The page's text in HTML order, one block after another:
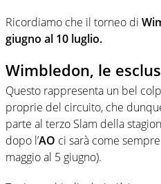
Ricordiamo che il torneo di
giugno al 10 luglio.
Wimbledon, le
Questo rappresenta un bel
proprie del circuito, che
parte al terzo Slam della
dopo l’AO ci sarà come
maggio al 5 giugno).